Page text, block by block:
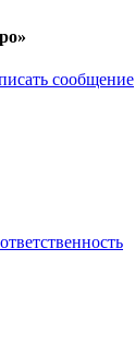
сообщение